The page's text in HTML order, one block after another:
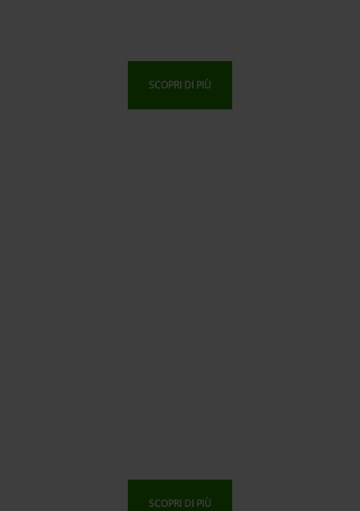
SCOPRI DI PIÙ
SCOPRI DI PIÙ